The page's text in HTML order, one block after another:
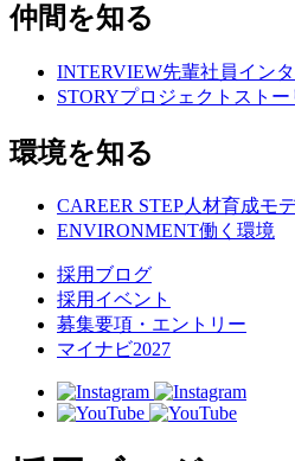
仲間を知る
INTERVIEW先輩社員イン
STORYプロジェクトストー
環境を知る
CAREER STEP人材育成モ
ENVIRONMENT働く環境
採用ブログ
採用イベント
募集要項・エントリー
マイナビ2027